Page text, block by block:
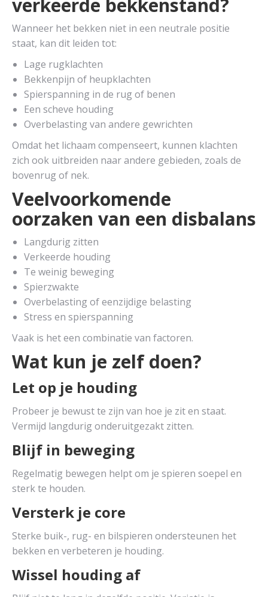
verkeerde bekkenstand?
Wanneer het bekken niet in een neutrale positie
staat, kan dit leiden tot:
Lage rugklachten
Bekkenpijn of heupklachten
Spierspanning in de rug of benen
Een scheve houding
Overbelasting van andere gewrichten
Omdat het lichaam compenseert, kunnen klachten
zich ook uitbreiden naar andere gebieden, zoals de
bovenrug of nek.
Veelvoorkomende
oorzaken van een disbalans
Langdurig zitten
Verkeerde houding
Te weinig beweging
Spierzwakte
Overbelasting of eenzijdige belasting
Stress en spierspanning
Vaak is het een combinatie van factoren.
Wat kun je zelf doen?
Let op je houding
Probeer je bewust te zijn van hoe je zit en staat.
Vermijd langdurig onderuitgezakt zitten.
Blijf in beweging
Regelmatig bewegen helpt om je spieren soepel en
sterk te houden.
Versterk je core
Sterke buik-, rug- en bilspieren ondersteunen het
bekken en verbeteren je houding.
Wissel houding af